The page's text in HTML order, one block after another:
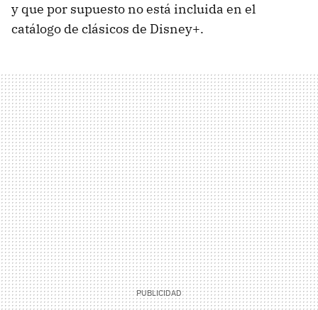
y que por supuesto no está incluida en el
catálogo de clásicos de Disney+.